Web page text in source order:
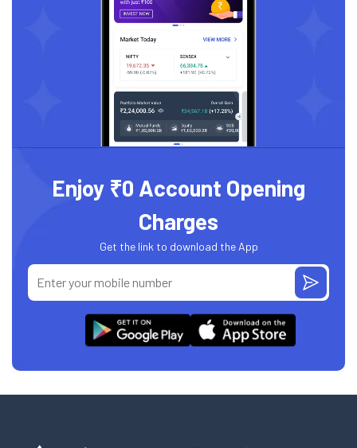
Enjoy ₹0 Account Opening
Charges
Get the link to download the App